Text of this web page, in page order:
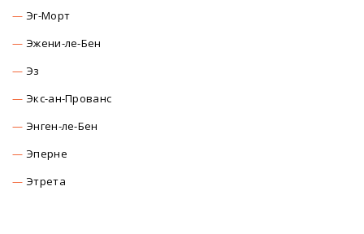
Эг-Морт
Эжени-ле-Бен
Эз
Экс-ан-Прованс
Энген-ле-Бен
Эперне
Этрета